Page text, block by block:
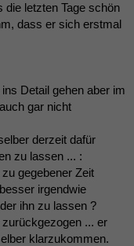
die letzten Tage schön
dass er sich erstmal
Detail gehen aber im
gar nicht
derzeit dafür
zu lassen ... :
gegebener Zeit
irgendwie
ihn zu lassen ?
... er
klarzukommen.